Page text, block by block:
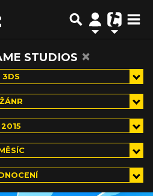
STUDIOS ×
3DS
ŽÁNR
2015